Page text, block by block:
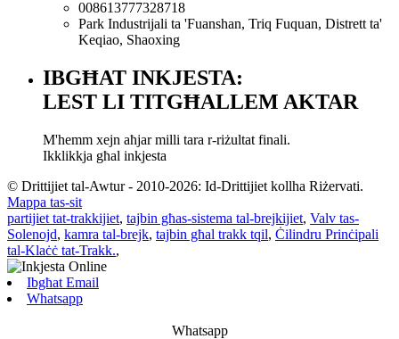
008613777328718
Park Industrijali ta 'Fuanshan, Triq Fuquan, Distrett ta'
Keqiao, Shaoxing
IBGĦAT INKJESTA:
LEST LI TITGĦALLEM AKTAR
M'hemm xejn aħjar milli tara r-riżultat finali.
Ikklikkja għal inkjesta
© Drittijiet tal-Awtur - 2010-2026: Id-Drittijiet kollha Riżervati.
Mappa tas-sit
partijiet tat-trakkijiet, tajbin għas-sistema tal-brejkijiet, Valv tas-
Solenojd, kamra tal-brejk, tajbin għal trakk tqil, Ċilindru Prinċipali
tal-Klaċċ tat-Trakk.,
Ibgħat Email
Whatsapp
Whatsapp